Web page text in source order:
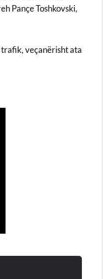
Pançe Toshkovski,
veçanërisht ata